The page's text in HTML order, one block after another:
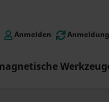
Anmelden Anmeldung